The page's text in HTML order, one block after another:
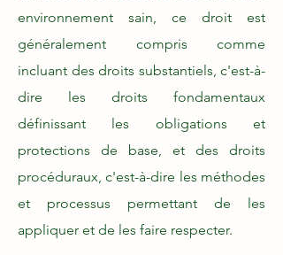
environnement sain, ce droit est
généralement compris comme
incluant des droits substantiels, c'est-à-
dire les droits fondamentaux
définissant les obligations et
protections de base, et des droits
procéduraux, c'est-à-dire les méthodes
et processus permettant de les
appliquer et de les faire respecter.